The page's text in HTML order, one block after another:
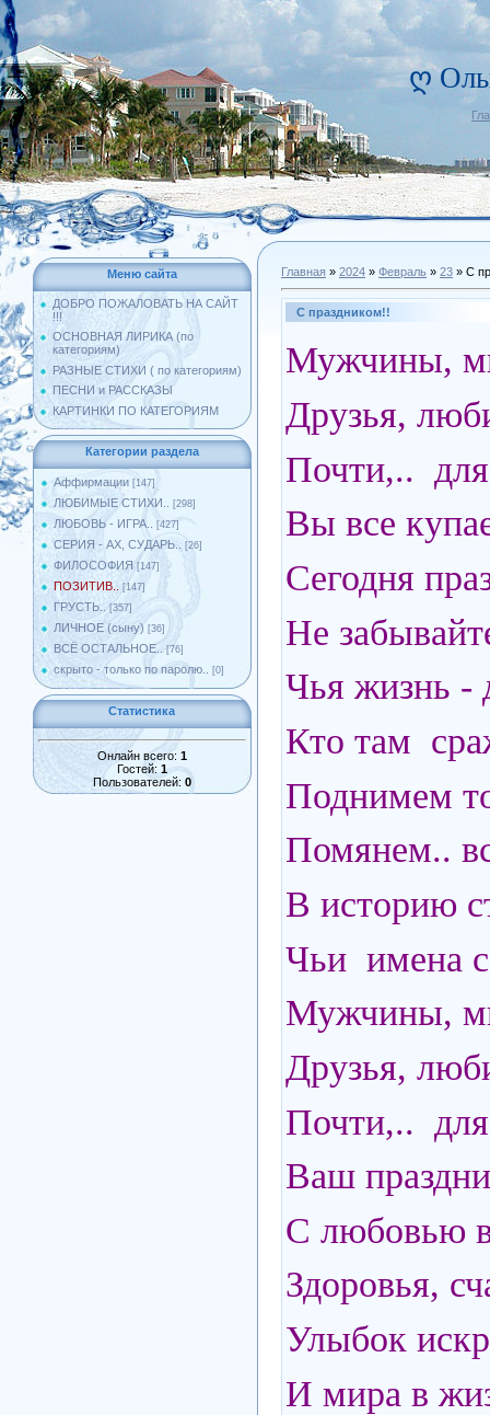
ღ
Меню сайта
ДОБРО ПОЖАЛОВАТЬ НА САЙТ
!!!
ОСНОВНАЯ ЛИРИКА (по
категориям)
РАЗНЫЕ СТИХИ ( по категориям)
ПЕСНИ и РАССКАЗЫ
КАРТИНКИ ПО КАТЕГОРИЯМ
Категории раздела
Аффирмации [147]
ЛЮБИМЫЕ СТИХИ.. [298]
ЛЮБОВЬ - ИГРА.. [427]
СЕРИЯ - АХ, СУДАРЬ.. [26]
ФИЛОСОФИЯ [147]
ПОЗИТИВ.. [147]
ГРУСТЬ.. [357]
ЛИЧНОЕ (сыну) [36]
ВСЁ ОСТАЛЬНОЕ.. [76]
скрыто - только по паролю.. [0]
Статистика
Онлайн всего: 1
Гостей: 1
Пользователей: 0
Главная » 2024 » Февраль » 23 » С
С праздником!!
Мужчины,
Друзья,
Почти,..
Вы все
Сегодня
Не
Чья жизнь -
Кто там
Поднимем
Помянем..
В историю
Чьи имена
Мужчины,
Друзья,
Почти,..
Ваш
С любовью
Здоровья,
Улыбок
И мира в